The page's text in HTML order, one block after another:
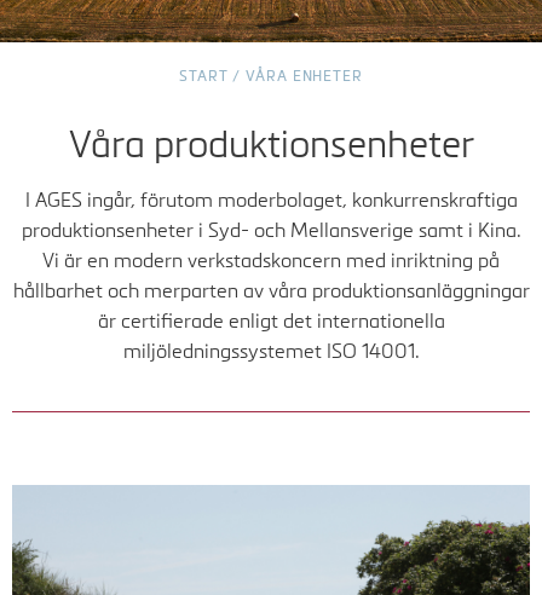
START /VÅRA ENHETER
Våra produktionsenheter
I AGES ingår, förutom moderbolaget, konkurrenskraftiga
produktionsenheter i Syd- och Mellansverige samt i Kina.
Vi är en modern verkstadskoncern med inriktning på
hållbarhet och merparten av våra produktionsanläggningar
är certifierade enligt det internationella
miljöledningssystemet ISO 14001.